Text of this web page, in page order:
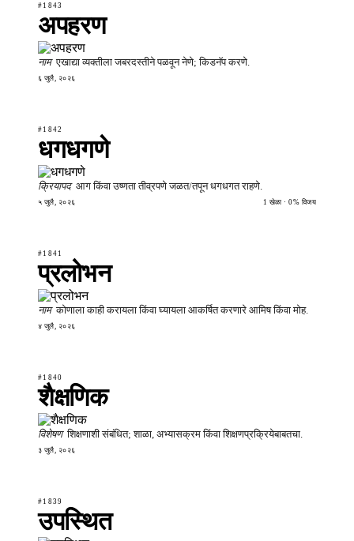
#1843
अपहरण
नाम एखाद्या व्यक्तीला जबरदस्तीने पळवून नेणे; किडनॅप करणे.
६ जुलै, २०२६
#1842
धगधगणे
क्रियापद आग किंवा उष्णता तीव्रपणे जळत/तपून धगधगत राहणे.
५ जुलै, २०२६ 1 खेळा · 0% विजय
#1841
प्रलोभन
नाम कोणाला काही करायला किंवा घ्यायला आकर्षित करणारे आमिष किंवा मोह.
४ जुलै, २०२६
#1840
शैक्षणिक
विशेषण शिक्षणाशी संबंधित; शाळा, अभ्यासक्रम किंवा शिक्षणप्रक्रियेबाबतचा.
३ जुलै, २०२६
#1839
उपस्थित